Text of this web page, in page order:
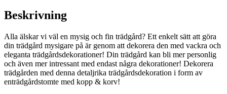
Beskrivning
Alla älskar vi väl en mysig och fin trädgård? Ett enkelt sätt att göra
din trädgård mysigare på är genom att dekorera den med vackra och
eleganta trädgårdsdekorationer! Din trädgård kan bli mer personlig
och även mer intressant med endast några dekorationer! Dekorera
trädgården med denna detaljrika trädgårdsdekoration i form av
enträdgårdstomte med kopp & korv!